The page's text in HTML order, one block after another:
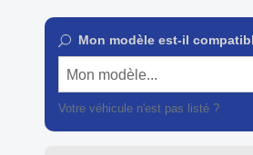
Mon modèle est-il
Mon modèle...
Votre véhicule n'est pas listé ?